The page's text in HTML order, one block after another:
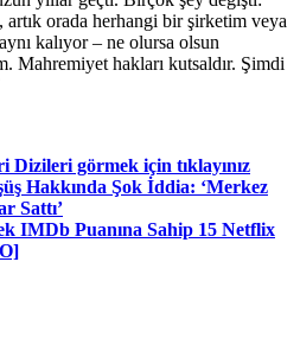
artık orada herhangi bir şirketim veya
kalıyor – ne olursa olsun
Mahremiyet hakları kutsaldır. Şimdi
Dizileri görmek için tıklayınız
Hakkında Şok İddia: ‘Merkez
Sattı’
IMDb Puanına Sahip 15 Netflix